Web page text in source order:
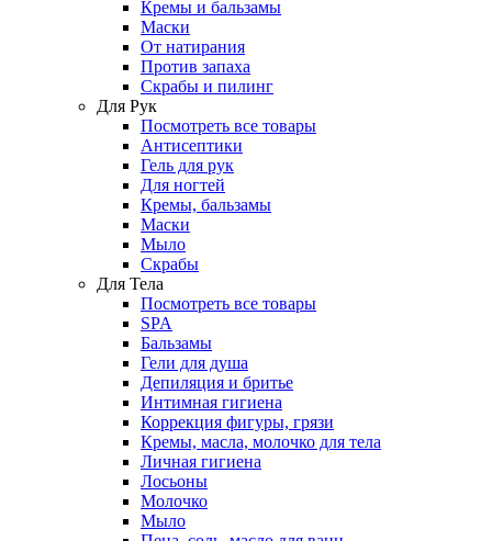
Кремы и бальзамы
Маски
От натирания
Против запаха
Скрабы и пилинг
Для Рук
Посмотреть все товары
Антисептики
Гель для рук
Для ногтей
Кремы, бальзамы
Маски
Мыло
Скрабы
Для Тела
Посмотреть все товары
SPA
Бальзамы
Гели для душа
Депиляция и бритье
Интимная гигиена
Коррекция фигуры, грязи
Кремы, масла, молочко для тела
Личная гигиена
Лосьоны
Молочко
Мыло